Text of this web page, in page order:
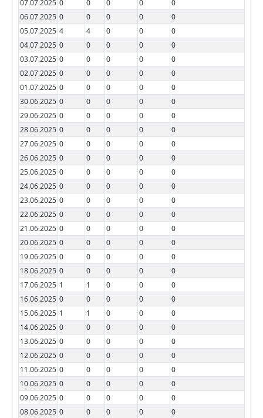
07.07.2025 0 0 0 0
0
06.07.2025 0 0 0 0
0
05.07.2025 4 4 0 0
0
04.07.2025 0 0 0 0
0
03.07.2025 0 0 0 0
0
02.07.2025 0 0 0 0
0
01.07.2025 0 0 0 0
0
30.06.2025 0 0 0 0
0
29.06.2025 0 0 0 0
0
28.06.2025 0 0 0 0
0
27.06.2025 0 0 0 0
0
26.06.2025 0 0 0 0
0
25.06.2025 0 0 0 0
0
24.06.2025 0 0 0 0
0
23.06.2025 0 0 0 0
0
22.06.2025 0 0 0 0
0
21.06.2025 0 0 0 0
0
20.06.2025 0 0 0 0
0
19.06.2025 0 0 0 0
0
18.06.2025 0 0 0 0
0
17.06.2025 1 1 0 0
0
16.06.2025 0 0 0 0
0
15.06.2025 1 1 0 0
0
14.06.2025 0 0 0 0
0
13.06.2025 0 0 0 0
0
12.06.2025 0 0 0 0
0
11.06.2025 0 0 0 0
0
10.06.2025 0 0 0 0
0
09.06.2025 0 0 0 0
0
08.06.2025 0 0 0 0
0